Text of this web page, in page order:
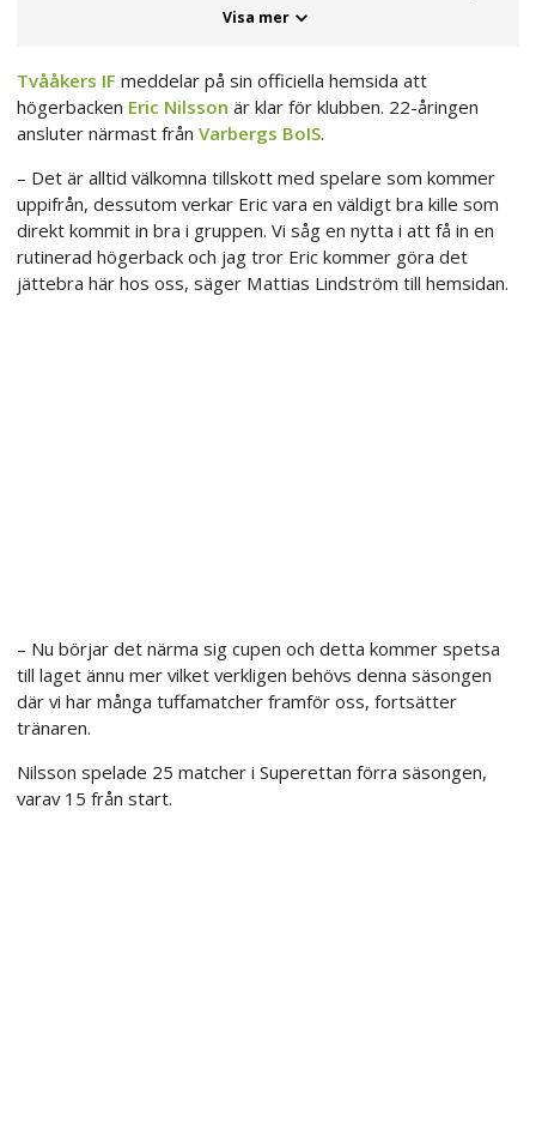
Visa mer
Tvååkers IF meddelar på sin officiella hemsida att
högerbacken Eric Nilsson är klar för klubben. 22-åringen
ansluter närmast från Varbergs BoIS.
– Det är alltid välkomna tillskott med spelare som kommer
uppifrån, dessutom verkar Eric vara en väldigt bra kille som
direkt kommit in bra i gruppen. Vi såg en nytta i att få in en
rutinerad högerback och jag tror Eric kommer göra det
jättebra här hos oss, säger Mattias Lindström till hemsidan.
– Nu börjar det närma sig cupen och detta kommer spetsa
till laget ännu mer vilket verkligen behövs denna säsongen
där vi har många tuffamatcher framför oss, fortsätter
tränaren.
Nilsson spelade 25 matcher i Superettan förra säsongen,
varav 15 från start.